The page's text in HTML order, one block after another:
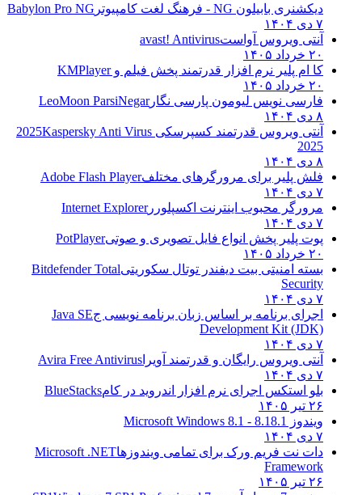
دیکشنری بابیلون NG - فرهنگ لغت کامپیوتر
Babylon Pro NG
۷ دی ۱۴۰۴
آنتی ویروس آواستavast! Antivirus
۲۰ خرداد ۱۴۰۵
کا ام پلیر نرم افزار قدرتمند پخش فیلم وKMPlayer
۲۰ خرداد ۱۴۰۵
فارسی نویس لیومون پارسی نگارLeoMoon ParsiNegar
۸ دی ۱۴۰۴
آنتی ویروس قدرتمند کسپرسکی 2025 Kaspersky Anti Virus
2025
۸ دی ۱۴۰۴
فلش پلیر برای مرورگرهای مختلفAdobe Flash Player
۷ دی ۱۴۰۴
مرورگر محبوب اینترنت اکسپلوررInternet Explorer
۷ دی ۱۴۰۴
پوت پلیر پخش انواع فایل تصویری و صوتیPotPlayer
۲۰ خرداد ۱۴۰۵
بسته امنیتی بیت دیفندر توتال سکوریتیBitdefender Total
Security
۷ دی ۱۴۰۴
اجرای برنامه بر اساس زبان برنامه نویسی جJava SE
Development Kit (JDK)
۷ دی ۱۴۰۴
آنتی ویروس رایگان و قدرتمند آویرا Avira Free Antivirus
۷ دی ۱۴۰۴
بلو استکس اجرای نرم افزار اندروید در کامBlueStacks
۲۶ تیر ۱۴۰۵
ویندوز 8.1
8.1 - Microsoft Windows 8.1
۷ دی ۱۴۰۴
دات نت فریم ورک برای تمامی ویندوزهاMicrosoft .NET
Framework
۲۶ تیر ۱۴۰۵